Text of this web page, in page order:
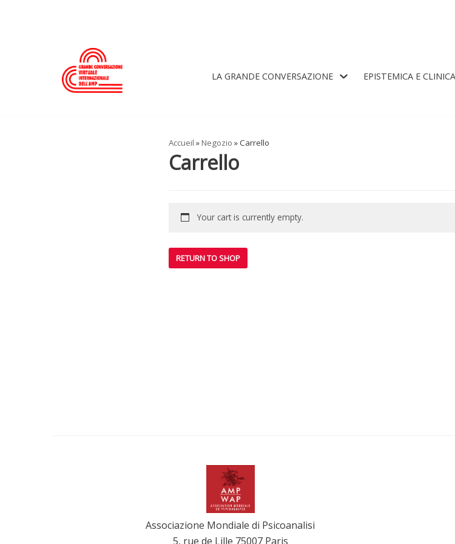
LA GRANDE CONVERSAZIONE EPISTEMICA E CLINICA
Accueil »Negozio »Carrello
Carrello
Your cart is currently empty.
RETURN TO SHOP
Associazione Mondiale di Psicoanalisi
5, rue de Lille 75007 Paris